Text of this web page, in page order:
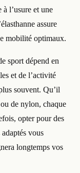
l’usure et une
assure
mobilité optimaux.
sport dépend en
et de l’activité
souvent. Qu’il
ou de nylon, chaque
opter pour des
vous
longtemps vos